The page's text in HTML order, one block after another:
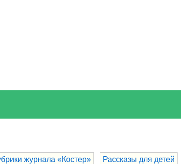
журнала «Костер» Рассказы для детей